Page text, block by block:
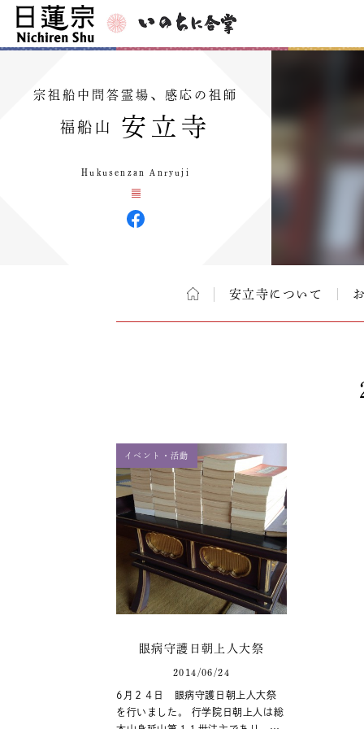
宗祖船中問答霊場、感応の祖師
福船山 安立寺
Hukusenzan Anryuji
安立寺について
イベント・活動
眼病守護日朝上人大祭
2014/06/24
6月２４日 眼病守護日朝上人大祭
を行いました。 行学院日朝上人は総